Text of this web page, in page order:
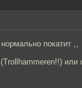
покатит ,,